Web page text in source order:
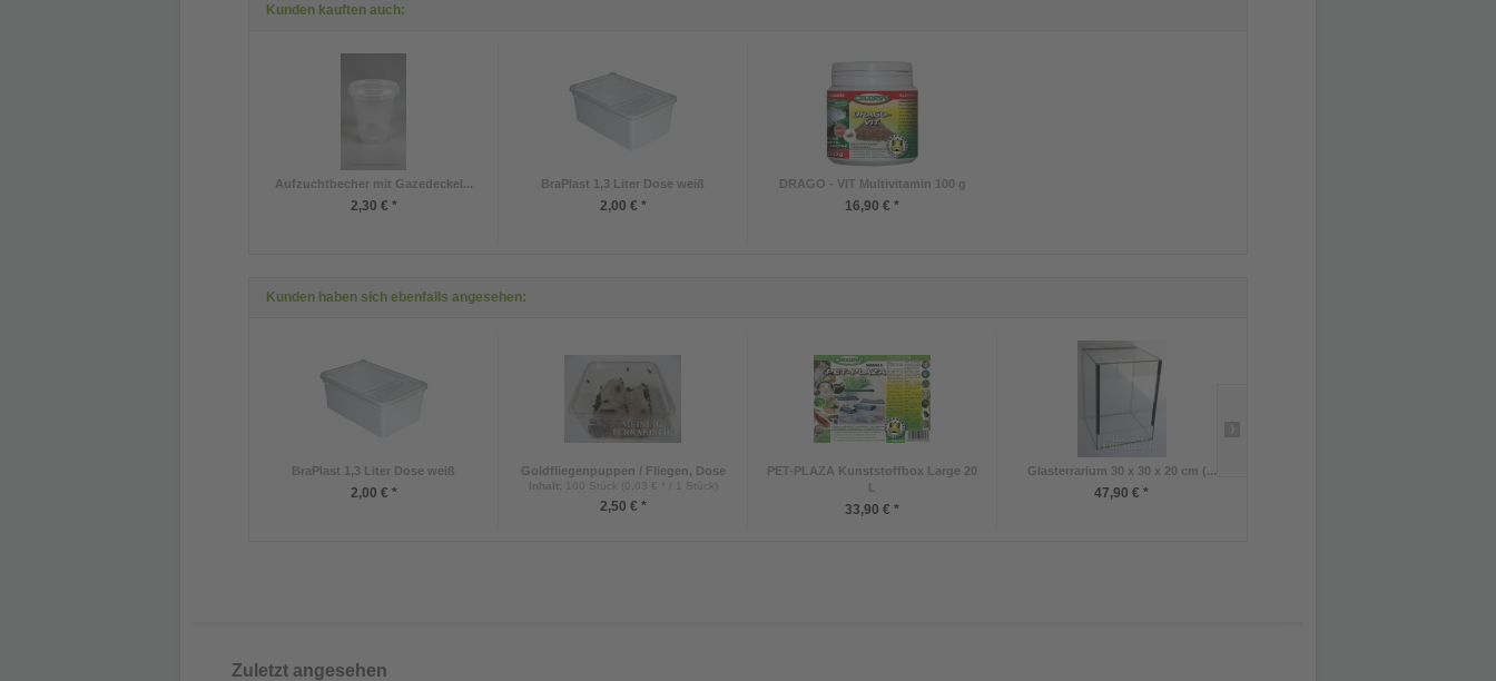
Kunden kauften auch:
Aufzuchtbecher mit Gazedeckel...
2,30 € *
BraPlast 1,3 Liter Dose weiß
2,00 € *
DRAGO - VIT Multivitamin 100 g
16,90 € *
Kunden haben sich ebenfalls angesehen:
BraPlast 1,3 Liter Dose weiß
2,00 € *
Goldfliegenpuppen / Fliegen, Dose
Inhalt: 100 Stück (0,03 € * / 1 Stück)
2,50 € *
PET-PLAZA Kunststoffbox Large 20
L
33,90 € *
Glasterrarium 30 x 30 x 20 cm (...
47,90 € *
Zuletzt angesehen